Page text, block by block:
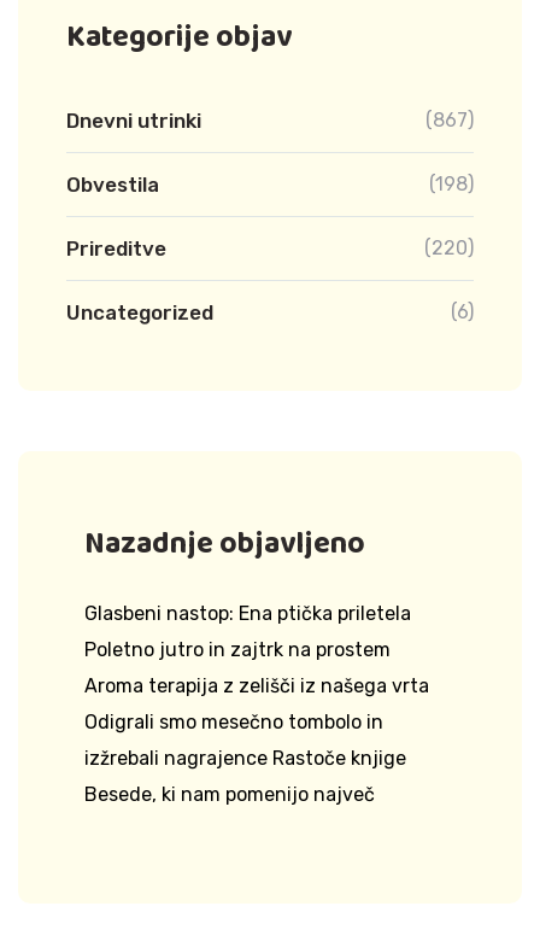
Kategorije objav
Dnevni utrinki (867)
Obvestila (198)
Prireditve (220)
Uncategorized (6)
Nazadnje objavljeno
Glasbeni nastop: Ena ptička priletela
Poletno jutro in zajtrk na prostem
Aroma terapija z zelišči iz našega vrta
Odigrali smo mesečno tombolo in
izžrebali nagrajence Rastoče knjige
Besede, ki nam pomenijo največ